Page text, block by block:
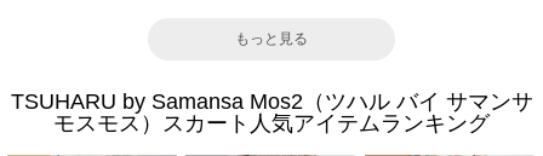
もっと見る
TSUHARU by Samansa Mos2（ツハル バイ サマンサ
モスモス）スカート人気アイテムランキング